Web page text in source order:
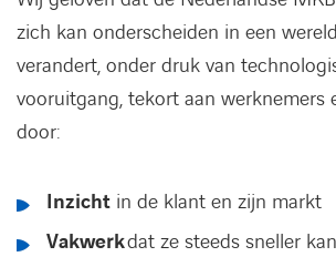
zich kan onderscheiden in een
verandert, onder druk van
vooruitgang, tekort aan werknemers
door:
Inzicht in de klant en zijn markt
Vakwerkdat ze steeds sneller